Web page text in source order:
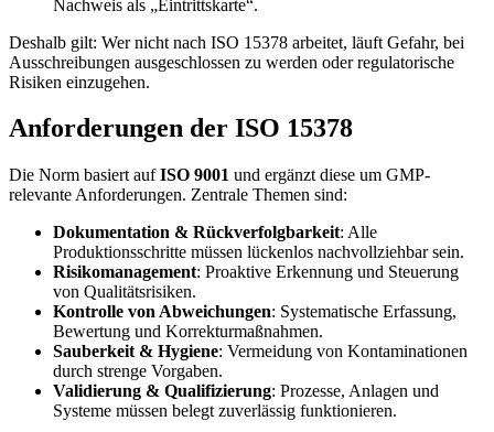
Nachweis als „Eintrittskarte“.
Deshalb gilt: Wer nicht nach ISO 15378 arbeitet, läuft Gefahr, bei
Ausschreibungen ausgeschlossen zu werden oder regulatorische
Risiken einzugehen.
Anforderungen der ISO 15378
Die Norm basiert aufISO 9001 und ergänzt diese um GMP-
relevante Anforderungen. Zentrale Themen sind:
Dokumentation & Rückverfolgbarkeit: Alle
Produktionsschritte müssen lückenlos nachvollziehbar sein.
Risikomanagement: Proaktive Erkennung und Steuerung
von Qualitätsrisiken.
Kontrolle von Abweichungen: Systematische Erfassung,
Bewertung und Korrekturmaßnahmen.
Sauberkeit & Hygiene: Vermeidung von Kontaminationen
durch strenge Vorgaben.
Validierung & Qualifizierung: Prozesse, Anlagen und
Systeme müssen belegt zuverlässig funktionieren.